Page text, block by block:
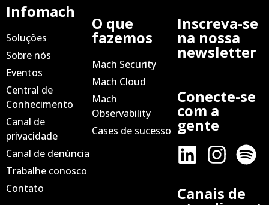
Infomach
Soluções
Sobre nós
Eventos
Central de
Conhecimento
Canal de
privacidade
Canal de denúncia
Trabalhe conosco
Contato
O que
fazemos
Mach Security
Mach Cloud
Mach
Observability
Cases de sucesso
Inscreva-se
na nossa
newsletter
Conecte-se
com a
gente
Canais de